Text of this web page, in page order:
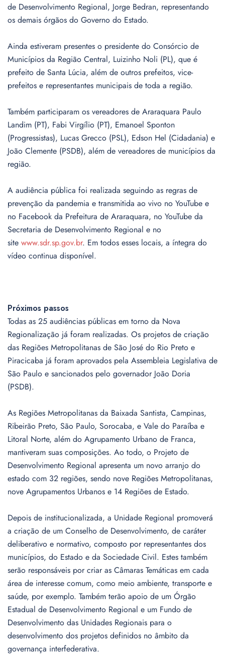
de Desenvolvimento Regional, Jorge Bedran, representando
os demais órgãos do Governo do Estado.
Ainda estiveram presentes o presidente do Consórcio de
Municípios da Região Central, Luizinho Noli (PL), que é
prefeito de Santa Lúcia, além de outros prefeitos, vice-
prefeitos e representantes municipais de toda a região.
Também participaram os vereadores de Araraquara Paulo
Landim (PT), Fabi Virgílio (PT), Emanoel Sponton
(Progressistas), Lucas Grecco (PSL), Edson Hel (Cidadania) e
João Clemente (PSDB), além de vereadores de municípios da
região.
A audiência pública foi realizada seguindo as regras de
prevenção da pandemia e transmitida ao vivo no YouTube e
no Facebook da Prefeitura de Araraquara, no YouTube da
Secretaria de Desenvolvimento Regional e no
site www.sdr.sp.gov.br. Em todos esses locais, a íntegra do
vídeo continua disponível.
Próximos passos
Todas as 25 audiências públicas em torno da Nova
Regionalização já foram realizadas. Os projetos de criação
das Regiões Metropolitanas de São José do Rio Preto e
Piracicaba já foram aprovados pela Assembleia Legislativa de
São Paulo e sancionados pelo governador João Doria
(PSDB).
As Regiões Metropolitanas da Baixada Santista, Campinas,
Ribeirão Preto, São Paulo, Sorocaba, e Vale do Paraíba e
Litoral Norte, além do Agrupamento Urbano de Franca,
mantiveram suas composições. Ao todo, o Projeto de
Desenvolvimento Regional apresenta um novo arranjo do
estado com 32 regiões, sendo nove Regiões Metropolitanas,
nove Agrupamentos Urbanos e 14 Regiões de Estado.
Depois de institucionalizada, a Unidade Regional promoverá
a criação de um Conselho de Desenvolvimento, de caráter
deliberativo e normativo, composto por representantes dos
municípios, do Estado e da Sociedade Civil. Estes também
serão responsáveis por criar as Câmaras Temáticas em cada
área de interesse comum, como meio ambiente, transporte e
saúde, por exemplo. Também terão apoio de um Órgão
Estadual de Desenvolvimento Regional e um Fundo de
Desenvolvimento das Unidades Regionais para o
desenvolvimento dos projetos definidos no âmbito da
governança interfederativa.